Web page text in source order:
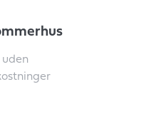
uden